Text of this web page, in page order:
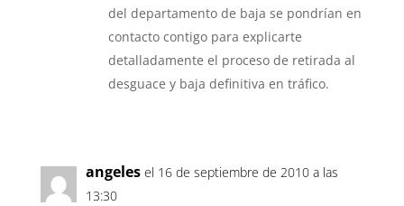
del departamento de baja se pondrían en
contacto contigo para explicarte
detalladamente el proceso de retirada al
desguace y baja definitiva en tráfico.
angeles el 16 de septiembre de 2010 a las
13:30